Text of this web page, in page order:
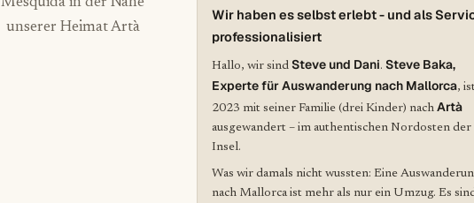
unserer Heimat Artà
Wir haben es selbst erlebt - und als
professionalisiert
Hallo, wir sind Steve und Dani. Steve Baka,
Experte für Auswanderung nach Mallorca,
2023 mit seiner Familie (drei Kinder) nach Artà
ausgewandert – im authentischen Nordosten der
Insel.
Was wir damals nicht wussten: Eine
nach Mallorca ist mehr als nur ein Umzug. Es